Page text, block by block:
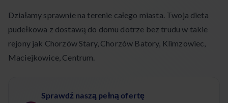
Działamy sprawnie na terenie całego miasta. Twoja dieta
pudełkowa z dostawą do domu dotrze bez trudu w takie
rejony jak Chorzów Stary, Chorzów Batory, Klimzowiec,
Maciejkowice, Centrum.
Sprawdź naszą pełną ofertę